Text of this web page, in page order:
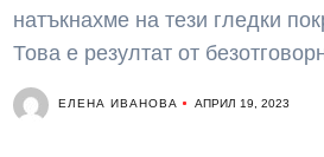
натъкнахме на тези гледки
Това е резултат от
ЕЛЕНА ИВАНОВА АПРИЛ 19, 2023